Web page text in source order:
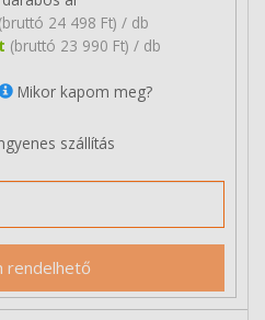
(bruttó 24 498 Ft) / db
(bruttó 23 990 Ft) / db
Mikor kapom meg?
szállítás
rendelhető